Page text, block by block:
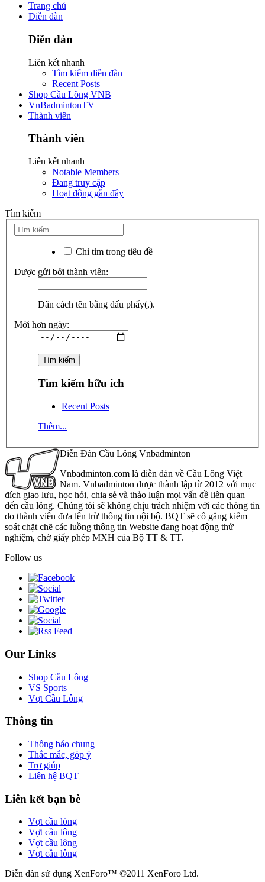
Trang chủ
Diễn đàn
Diễn đàn
Liên kết nhanh
Tìm kiếm diễn đàn
Recent Posts
Shop Cầu Lông VNB
VnBadmintonTV
Thành viên
Thành viên
Liên kết nhanh
Notable Members
Đang truy cập
Hoạt động gần đây
Tìm kiếm
Chỉ tìm trong tiêu đề
Được gửi bởi thành viên:
Dãn cách tên bằng dấu phẩy(,).
Mới hơn ngày:
Tìm kiếm hữu ích
Recent Posts
Thêm...
Diễn Đàn Cầu Lông Vnbadminton
Vnbadminton.com là diễn đàn về Cầu Lông Việt
Nam. Vnbadminton được thành lập từ 2012 với mục
đích giao lưu, học hỏi, chia sẻ và thảo luận mọi vấn đề liên quan
đến cầu lông. Chúng tôi sẽ không chịu trách nhiệm với các thông tin
do thành viên đưa lên trừ thông tin nội bộ. BQT sẽ cố gắng kiểm
soát chặt chẽ các luồng thông tin Website đang hoạt động thử
nghiệm, chờ giấy phép MXH của Bộ TT & TT.
Follow us
Our Links
Shop Cầu Lông
VS Sports
Vợt Cầu Lông
Thông tin
Thông báo chung
Thắc mắc, góp ý
Trợ giúp
Liên hệ BQT
Liên kết bạn bè
Vợt cầu lông
Vợt cầu lông
Vợt cầu lông
Vợt cầu lông
Diễn đàn sử dụng XenForo™ ©2011 XenForo Ltd.